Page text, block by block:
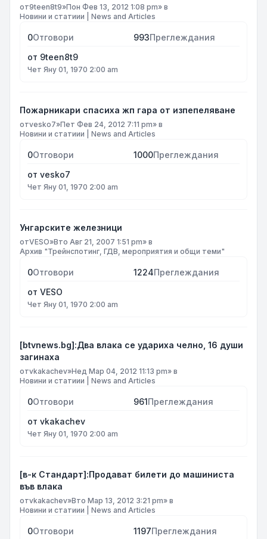
от9teen8t9»Пон Фев 13, 2012 1:08 pm» в
Новини и статиии | News and Articles
0Отговори 993Преглеждания
от 9teen8t9
Чет Яну 01, 1970 2:00 am
Пожарникари спасиха жп гара от изпепеляване
отvesko7»Пет Фев 24, 2012 7:11 pm» в
Новини и статиии | News and Articles
0Отговори 1000Преглеждания
от vesko7
Чет Яну 01, 1970 2:00 am
Унгарските железници
отVESO»Вто Авг 21, 2007 1:51 pm» в
Архив "Трейнспотинг, ГДВ, мероприятия и общи теми"
0Отговори 1224Преглеждания
от VESO
Чет Яну 01, 1970 2:00 am
[btvnews.bg]:Два влака се удариха челно, 16 души
загинаха
отvkakachev»Нед Мар 04, 2012 11:13 pm» в
Новини и статиии | News and Articles
0Отговори 961Преглеждания
от vkakachev
Чет Яну 01, 1970 2:00 am
[в-к Стандарт]:Продават билети до машиниста
във влака
отvkakachev»Вто Мар 13, 2012 3:21 pm» в
Новини и статиии | News and Articles
0Отговори 1197Преглеждания